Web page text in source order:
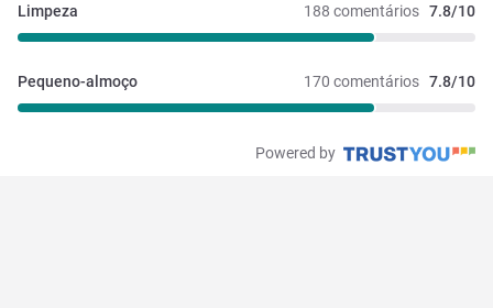
188 comentários 7.8/10
Limpeza
170 comentários 7.8/10
Pequeno-almoço
Powered by